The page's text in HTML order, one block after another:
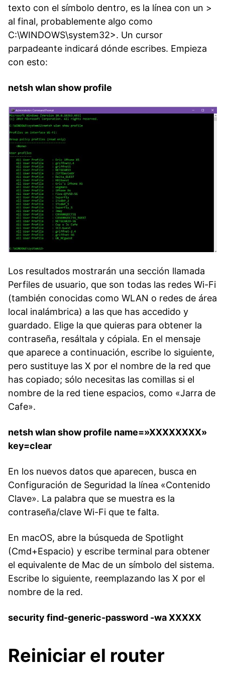
texto con el símbolo dentro, es la línea con un >
al final, probablemente algo como
C:\WINDOWS\system32>. Un cursor
parpadeante indicará dónde escribes. Empieza
con esto:
netsh wlan show profile
Los resultados mostrarán una sección llamada
Perfiles de usuario, que son todas las redes Wi-Fi
(también conocidas como WLAN o redes de área
local inalámbrica) a las que has accedido y
guardado. Elige la que quieras para obtener la
contraseña, resáltala y cópiala. En el mensaje
que aparece a continuación, escribe lo siguiente,
pero sustituye las X por el nombre de la red que
has copiado; sólo necesitas las comillas si el
nombre de la red tiene espacios, como «Jarra de
Cafe».
netsh wlan show profile name=»XXXXXXXX»
key=clear
En los nuevos datos que aparecen, busca en
Configuración de Seguridad la línea «Contenido
Clave». La palabra que se muestra es la
contraseña/clave Wi-Fi que te falta.
En macOS, abre la búsqueda de Spotlight
(Cmd+Espacio) y escribe terminal para obtener
el equivalente de Mac de un símbolo del sistema.
Escribe lo siguiente, reemplazando las X por el
nombre de la red.
security find-generic-password -wa XXXXX
Reiniciar el router